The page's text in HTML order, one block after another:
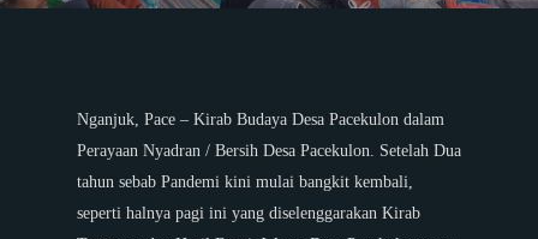
Nganjuk, Pace – Kirab Budaya Desa Pacekulon dalam
Perayaan Nyadran / Bersih Desa Pacekulon. Setelah Dua
tahun sebab Pandemi kini mulai bangkit kembali,
seperti halnya pagi ini yang diselenggarakan Kirab